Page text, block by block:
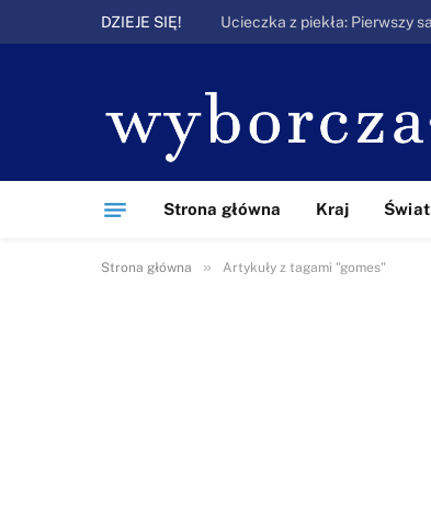
DZIEJE SIĘ!
Strona główna Kraj Świat
Strona główna » Artykuły z tagami "gomes"